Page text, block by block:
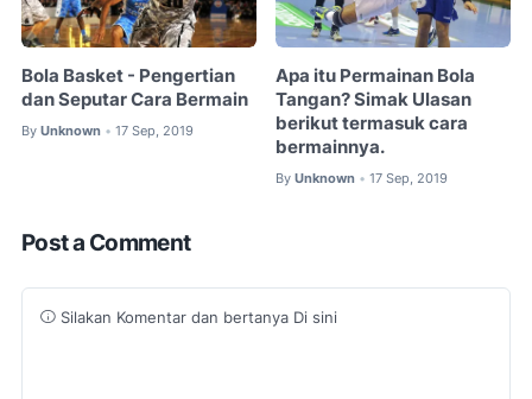
Bola Basket - Pengertian
dan Seputar Cara Bermain
By Unknown • 17 Sep, 2019
Apa itu Permainan Bola
Tangan? Simak Ulasan
berikut termasuk cara
bermainnya.
By Unknown • 17 Sep, 2019
Post a Comment
Silakan Komentar dan bertanya Di sini